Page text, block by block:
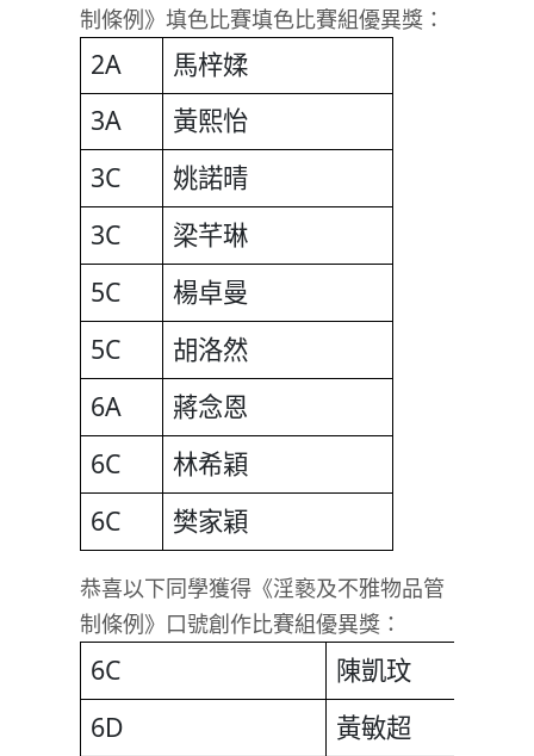
制條例》填色比賽填色比賽組優異獎：
2A
馬梓媃
3A
黃熙怡
3C
姚諾晴
3C
梁芊琳
5C
楊卓曼
5C
胡洛然
6A
蔣念恩
6C
林希穎
6C
樊家穎
恭喜以下同學獲得《淫褻及不雅物品管
制條例》口號創作比賽組優異獎：
6C
陳凱玟
6D
黃敏超